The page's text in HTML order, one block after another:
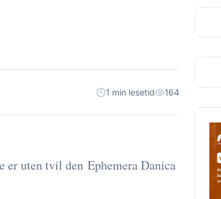
1 min lesetid 164
er uten tvil den Ephemera Danica